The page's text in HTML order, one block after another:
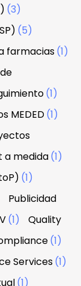
(3)
(5)
farmacias(1)
(1)
MEDED(1)
a medida(1)
(1)
Publicidad
(1)
Quality
(1)
Services(1)
(1)